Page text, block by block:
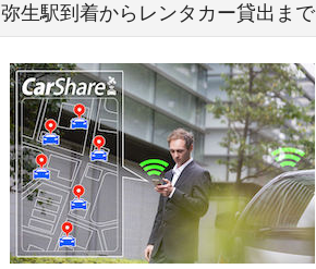
弥生駅到着からレンタカー貸出ま